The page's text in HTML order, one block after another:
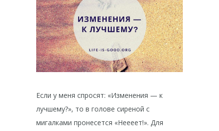
Если у меня спросят: «Изменения — к
лучшему?», то в голове сиреной с
мигалками пронесется «Неееет!». Для